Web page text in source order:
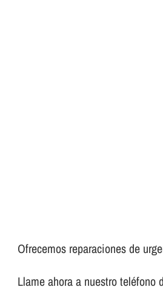
Ofrecemos reparaciones de
Llame ahora a nuestro teléfono